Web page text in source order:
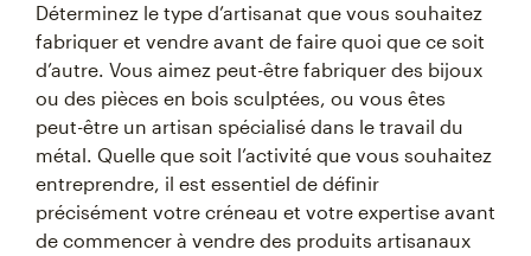
Déterminez le type d’artisanat que vous souhaitez
fabriquer et vendre avant de faire quoi que ce soit
d’autre. Vous aimez peut-être fabriquer des bijoux
ou des pièces en bois sculptées, ou vous êtes
peut-être un artisan spécialisé dans le travail du
métal. Quelle que soit l’activité que vous souhaitez
entreprendre, il est essentiel de définir
précisément votre créneau et votre expertise avant
de commencer à vendre des produits artisanaux